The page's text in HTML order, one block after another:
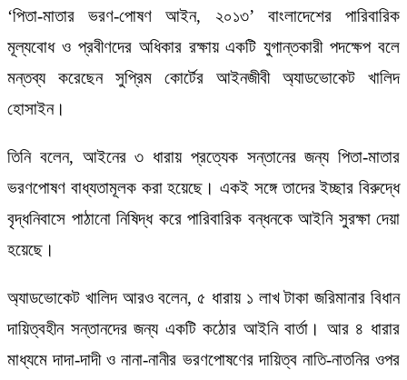
‘পিতা-মাতার ভরণ-পোষণ আইন, ২০১৩’ বাংলাদেশের পারিবারিক
মূল্যবোধ ও প্রবীণদের অধিকার রক্ষায় একটি যুগান্তকারী পদক্ষেপ বলে
মন্তব্য করেছেন সুপ্রিম কোর্টের আইনজীবী অ্যাডভোকেট খালিদ
হোসাইন।
তিনি বলেন, আইনের ৩ ধারায় প্রত্যেক সন্তানের জন্য পিতা-মাতার
ভরণপোষণ বাধ্যতামূলক করা হয়েছে। একই সঙ্গে তাদের ইচ্ছার বিরুদ্ধে
বৃদ্ধনিবাসে পাঠানো নিষিদ্ধ করে পারিবারিক বন্ধনকে আইনি সুরক্ষা দেয়া
হয়েছে।
অ্যাডভোকেট খালিদ আরও বলেন, ৫ ধারায় ১ লাখ টাকা জরিমানার বিধান
দায়িত্বহীন সন্তানদের জন্য একটি কঠোর আইনি বার্তা। আর ৪ ধারার
মাধ্যমে দাদা-দাদী ও নানা-নানীর ভরণপোষণের দায়িত্ব নাতি-নাতনির ওপর